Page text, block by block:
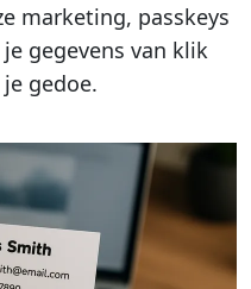
marketing, passkeys
gegevens van klik
gedoe.